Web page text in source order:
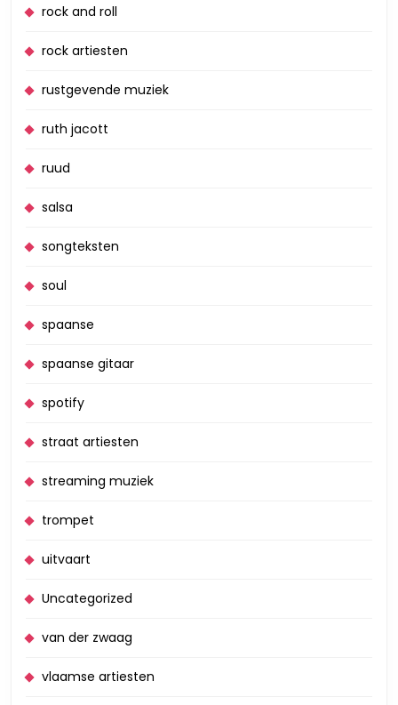
rock and roll
rock artiesten
rustgevende muziek
ruth jacott
ruud
salsa
songteksten
soul
spaanse
spaanse gitaar
spotify
straat artiesten
streaming muziek
trompet
uitvaart
Uncategorized
van der zwaag
vlaamse artiesten